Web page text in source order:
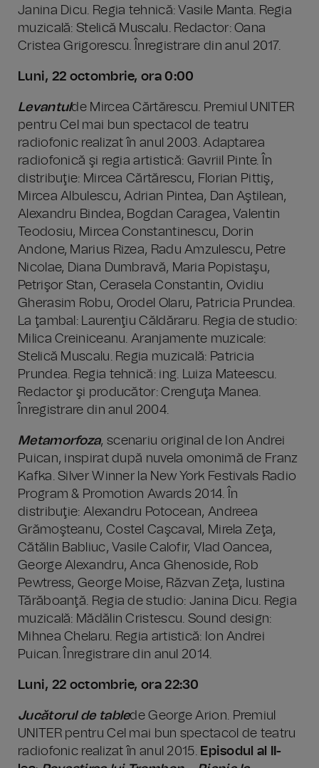
Janina Dicu. Regia tehnică: Vasile Manta. Regia
muzicală: Stelică Muscalu. Redactor: Oana
Cristea Grigorescu. Înregistrare din anul 2017.
Luni, 22 octombrie, ora 0:00
Levantulde Mircea Cărtărescu. Premiul UNITER
pentru Cel mai bun spectacol de teatru
radiofonic realizat în anul 2003. Adaptarea
radiofonică şi regia artistică: Gavriil Pinte. În
distribuţie: Mircea Cărtărescu, Florian Pittiş,
Mircea Albulescu, Adrian Pintea, Dan Aştilean,
Alexandru Bindea, Bogdan Caragea, Valentin
Teodosiu, Mircea Constantinescu, Dorin
Andone, Marius Rizea, Radu Amzulescu, Petre
Nicolae, Diana Dumbravă, Maria Popistaşu,
Petrişor Stan, Cerasela Constantin, Ovidiu
Gherasim Robu, Orodel Olaru, Patricia Prundea.
La ţambal: Laurenţiu Căldăraru. Regia de studio:
Milica Creiniceanu. Aranjamente muzicale:
Stelică Muscalu. Regia muzicală: Patricia
Prundea. Regia tehnică: ing. Luiza Mateescu.
Redactor şi producător: Crenguţa Manea.
Înregistrare din anul 2004.
Metamorfoza, scenariu original de Ion Andrei
Puican, inspirat după nuvela omonimă de Franz
Kafka. Silver Winner la New York Festivals Radio
Program & Promotion Awards 2014. În
distribuţie: Alexandru Potocean, Andreea
Grămoşteanu, Costel Caşcaval, Mirela Zeţa,
Cătălin Babliuc, Vasile Calofir, Vlad Oancea,
George Alexandru, Anca Ghenoside, Rob
Pewtress, George Moise, Răzvan Zeţa, Iustina
Tărăboanţă. Regia de studio: Janina Dicu. Regia
muzicală: Mădălin Cristescu. Sound design:
Mihnea Chelaru. Regia artistică: Ion Andrei
Puican. Înregistrare din anul 2014.
Luni, 22 octombrie, ora 22:30
Jucătorul de tablede George Arion. Premiul
UNITER pentru Cel mai bun spectacol de teatru
radiofonic realizat în anul 2015. Episodul al II-